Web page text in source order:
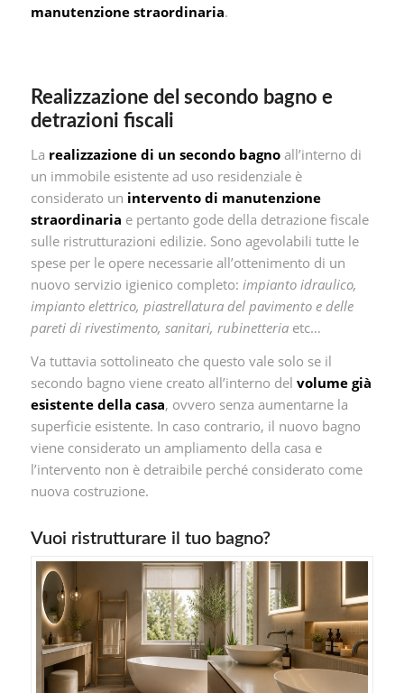
manutenzione straordinaria.
Realizzazione del secondo bagno e
detrazioni fiscali
La realizzazione di un secondo bagnoall’interno di
un immobile esistente ad uso residenziale è
considerato un intervento di manutenzione
straordinaria e pertanto gode della detrazione fiscale
sulle ristrutturazioni edilizie. Sono agevolabili tutte le
spese per le opere necessarie all’ottenimento di un
nuovo servizio igienico completo: impianto idraulico,
impianto elettrico, piastrellatura del pavimento e delle
pareti di rivestimento, sanitari, rubinetteriaetc…
Va tuttavia sottolineato che questo vale solo se il
secondo bagno viene creato all’interno del volume già
esistente della casa, ovvero senza aumentarne la
superficie esistente. In caso contrario, il nuovo bagno
viene considerato un ampliamento della casa e
l’intervento non è detraibile perché considerato come
nuova costruzione.
Vuoi ristrutturare il tuo bagno?